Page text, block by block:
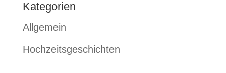
Kategorien
Allgemein
Hochzeitsgeschichten